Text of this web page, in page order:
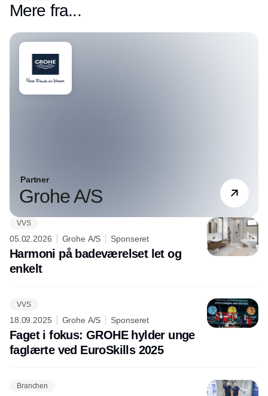
Mere fra...
Partner
Grohe A/S
VVS
05.02.2026 Grohe A/S Sponseret
Harmoni på badeværelset let og
enkelt
VVS
18.09.2025 Grohe A/S Sponseret
Faget i fokus: GROHE hylder unge
faglærte ved EuroSkills 2025
Branchen